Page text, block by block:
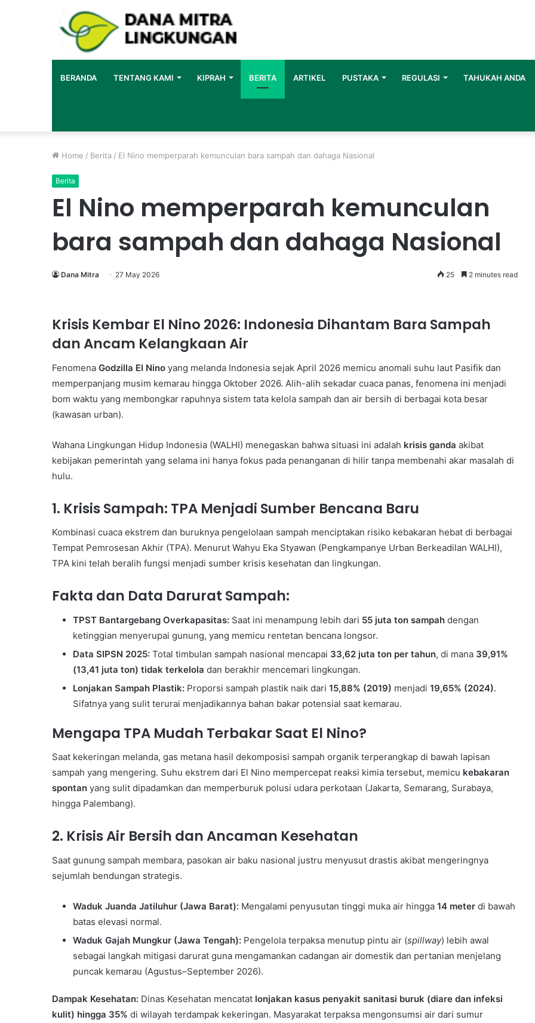
BERANDA TENTANG KAMI KIPRAH BERITA ARTIKEL PUSTAKA REGULASI TAHUKAH ANDA
Home / Berita / El Nino memperparah kemunculan bara sampah dan dahaga Nasional
Berita
El Nino memperparah kemunculan
bara sampah dan dahaga Nasional
Dana Mitra 27 May 2026 25 2 minutes read
Krisis Kembar El Nino 2026: Indonesia Dihantam Bara Sampah
dan Ancam Kelangkaan Air
Fenomena Godzilla El Nino yang melanda Indonesia sejak April 2026 memicu anomali suhu laut Pasifik dan
memperpanjang musim kemarau hingga Oktober 2026. Alih-alih sekadar cuaca panas, fenomena ini menjadi
bom waktu yang membongkar rapuhnya sistem tata kelola sampah dan air bersih di berbagai kota besar
(kawasan urban).
Wahana Lingkungan Hidup Indonesia (WALHI) menegaskan bahwa situasi ini adalah krisis ganda akibat
kebijakan pemerintah yang selama ini hanya fokus pada penanganan di hilir tanpa membenahi akar masalah di
hulu.
1. Krisis Sampah: TPA Menjadi Sumber Bencana Baru
Kombinasi cuaca ekstrem dan buruknya pengelolaan sampah menciptakan risiko kebakaran hebat di berbagai
Tempat Pemrosesan Akhir (TPA). Menurut Wahyu Eka Styawan (Pengkampanye Urban Berkeadilan WALHI),
TPA kini telah beralih fungsi menjadi sumber krisis kesehatan dan lingkungan.
Fakta dan Data Darurat Sampah:
TPST Bantargebang Overkapasitas: Saat ini menampung lebih dari 55 juta ton sampah dengan
ketinggian menyerupai gunung, yang memicu rentetan bencana longsor.
Data SIPSN 2025: Total timbulan sampah nasional mencapai 33,62 juta ton per tahun, di mana 39,91%
(13,41 juta ton) tidak terkelola dan berakhir mencemari lingkungan.
Lonjakan Sampah Plastik: Proporsi sampah plastik naik dari 15,88% (2019) menjadi 19,65% (2024).
Sifatnya yang sulit terurai menjadikannya bahan bakar potensial saat kemarau.
Mengapa TPA Mudah Terbakar Saat El Nino?
Saat kekeringan melanda, gas metana hasil dekomposisi sampah organik terperangkap di bawah lapisan
sampah yang mengering. Suhu ekstrem dari El Nino mempercepat reaksi kimia tersebut, memicu kebakaran
spontan yang sulit dipadamkan dan memperburuk polusi udara perkotaan (Jakarta, Semarang, Surabaya,
hingga Palembang).
2. Krisis Air Bersih dan Ancaman Kesehatan
Saat gunung sampah membara, pasokan air baku nasional justru menyusut drastis akibat mengeringnya
sejumlah bendungan strategis.
Waduk Juanda Jatiluhur (Jawa Barat): Mengalami penyusutan tinggi muka air hingga 14 meter di bawah
batas elevasi normal.
Waduk Gajah Mungkur (Jawa Tengah): Pengelola terpaksa menutup pintu air (spillway) lebih awal
sebagai langkah mitigasi darurat guna mengamankan cadangan air domestik dan pertanian menjelang
puncak kemarau (Agustus–September 2026).
Dampak Kesehatan: Dinas Kesehatan mencatat lonjakan kasus penyakit sanitasi buruk (diare dan infeksi
kulit) hingga 35% di wilayah terdampak kekeringan. Masyarakat terpaksa mengonsumsi air dari sumur
Majalah
Berita
KMB
10 June 1999
Majalah Berita KMB
Kunjungan
PUPR
Desa
21 September 2024
Kunjungan PUPR ke Desa Sumerta
Kaja